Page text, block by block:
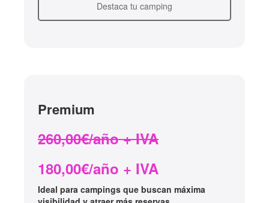
Destaca tu camping
Premium
260,00€/año + IVA
180,00€/año + IVA
Ideal para campings que buscan máxima